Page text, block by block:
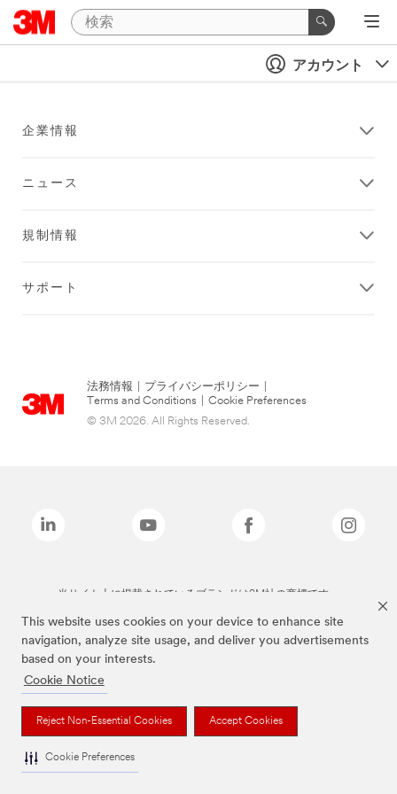
This website uses cookies on your device to enhance site
navigation, analyze site usage, and deliver you advertisements
based on your interests.
Cookie Notice
Reject Non-Essential Cookies Accept Cookies
Cookie Preferences
アカウント
企業情報
ニュース
規制情報
サポート
法務情報 プライバシーポリシー
Terms and Conditions
Cookie Preferences
© 3M 2026. All Rights Reserved.
当サイト上に掲載されているブランドは3M社の商標です。